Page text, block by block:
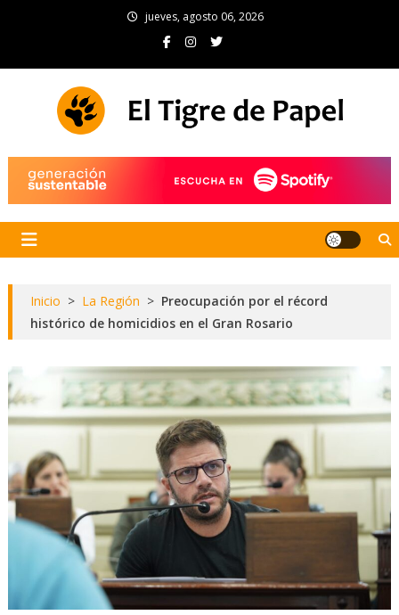
jueves, agosto 06, 2026
Inicio > La Región > Preocupación por el récord
histórico de homicidios en el Gran Rosario